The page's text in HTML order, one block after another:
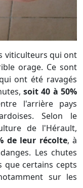
orage. Ce sont
ont été ravagés
soit 40 à 50%
l'arrière pays
Selon le
de l'Hérault,
de leur récolte, à
Les chutes
que certains cepts
sur les